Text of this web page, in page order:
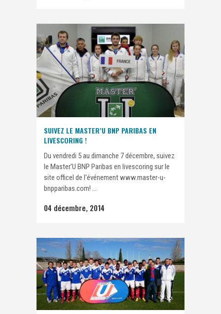
SUIVEZ LE MASTER’U BNP PARIBAS EN
LIVESCORING !
Du vendredi 5 au dimanche 7 décembre, suivez
le Master'U BNP Paribas en livescoring sur le
site officel de l'événement www.master-u-
bnpparibas.com! ...
04 décembre, 2014